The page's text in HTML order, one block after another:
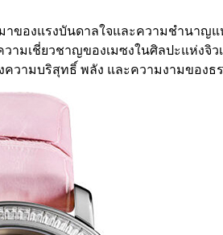
ของแรงบันดาลใจและความชำนาญ
มเชี่ยวชาญของเมซงในศิลปะแห่งจิว
วามบริสุทธิ์ พลัง และความงามของธ